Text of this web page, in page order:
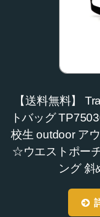
【送料無料】
トバッグ
校生 outdoor ア
☆ウエストポー
ング 斜